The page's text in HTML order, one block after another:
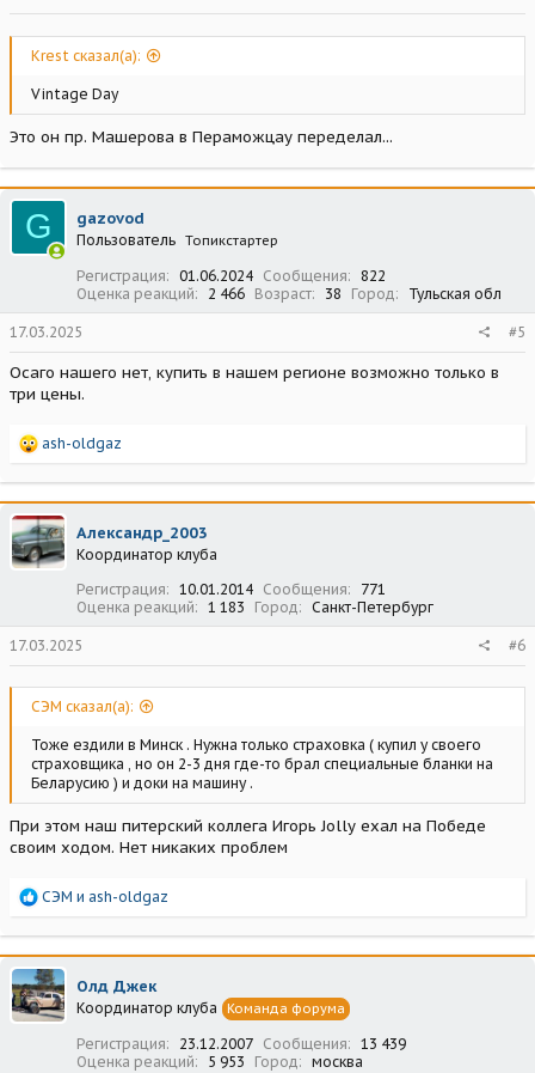
Krest сказал(а):
Vintage Day
Это он пр. Машерова в Пераможцау переделал...
G gazovod
Пользователь Топикстартер
Регистрация 01.06.2024 Сообщения
822
Оценка реакций
2 466 Возраст 38 Город Тульская обл
17.03.2025 #5
Осаго нашего нет, купить в нашем регионе возможно только в
три цены.
Р
а
к
ц
и
и
ash-oldgaz
Александр_2003
Координатор клуба
Регистрация
10.01.2014 Сообщения
771
Оценка реакций
1 183 Город Санкт-Петербург
17.03.2025 #6
СЭМ сказал(а):
Тоже ездили в Минск . Нужна только страховка ( купил у своего
страховщика , но он 2-3 дня где-то брал специальные бланки на
Беларусию ) и доки на машину .
При этом наш питерский коллега Игорь Jolly ехал на Победе
своим ходом. Нет никаких проблем
Р
а
к
ц
и
и
СЭМ и ash-oldgaz
Олд Джек
Координатор клуба Команда форума
Регистрация 23.12.2007 Сообщения
13 439
Оценка реакций
5 953 Город москва